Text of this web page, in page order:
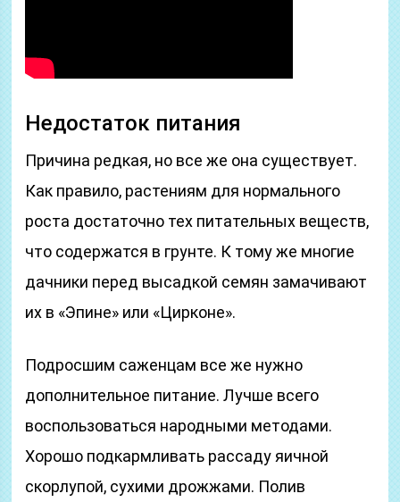
Недостаток питания
Причина редкая, но все же она существует.
Как правило, растениям для нормального
роста достаточно тех питательных веществ,
что содержатся в грунте. К тому же многие
дачники перед высадкой семян замачивают
их в «Эпине» или «Цирконе».
Подросшим саженцам все же нужно
дополнительное питание. Лучше всего
воспользоваться народными методами.
Хорошо подкармливать рассаду яичной
скорлупой, сухими дрожжами. Полив